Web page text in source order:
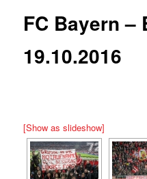
FC Bayern –
19.10.2016
[Show as slideshow]